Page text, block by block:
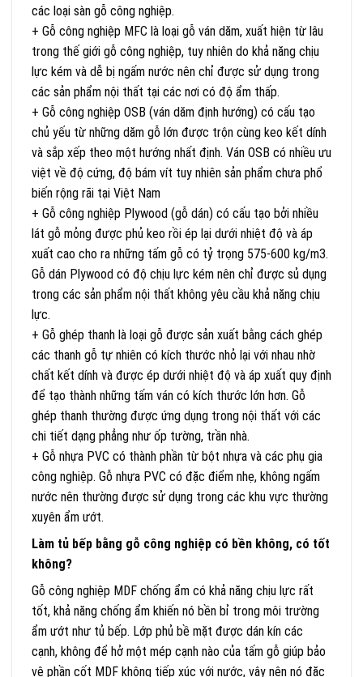
các loại sàn gỗ công nghiệp.
+ Gỗ công nghiệp MFC là loại gỗ ván dăm, xuất hiện từ lâu
trong thế giới gỗ công nghiệp, tuy nhiên do khả năng chịu
lực kém và dễ bị ngấm nước nên chỉ được sử dụng trong
các sản phẩm nội thất tại các nơi có độ ẩm thấp.
+ Gỗ công nghiệp OSB (ván dăm định hướng) có cấu tạo
chủ yếu từ những dăm gỗ lớn được trộn cùng keo kết dính
và sắp xếp theo một hướng nhất định. Ván OSB có nhiều ưu
việt về độ cứng, độ bám vít tuy nhiên sản phẩm chưa phổ
biến rộng rãi tại Việt Nam
+ Gỗ công nghiệp Plywood (gỗ dán) có cấu tạo bởi nhiều
lát gỗ mỏng được phủ keo rồi ép lại dưới nhiệt độ và áp
xuất cao cho ra những tấm gỗ có tỷ trọng 575-600 kg/m3.
Gỗ dán Plywood có độ chịu lực kém nên chỉ được sủ dụng
trong các sản phẩm nội thất không yêu cầu khả năng chịu
lực.
+ Gỗ ghép thanh là loại gỗ được sản xuất bằng cách ghép
các thanh gỗ tự nhiên có kích thước nhỏ lại với nhau nhờ
chất kết dính và được ép dưới nhiệt độ và áp xuất quy định
để tạo thành những tấm ván có kích thước lớn hơn. Gỗ
ghép thanh thường được ứng dụng trong nội thất với các
chi tiết dạng phẳng như ốp tường, trần nhà.
+ Gỗ nhựa PVC có thành phần từ bột nhựa và các phụ gia
công nghiệp. Gỗ nhựa PVC có đặc điểm nhẹ, không ngấm
nước nên thường được sử dụng trong các khu vực thường
xuyên ẩm ướt.
Làm tủ bếp bằng gỗ công nghiệp có bền không, có tốt
không?
Gỗ công nghiệp MDF chống ẩm có khả năng chịu lực rất
tốt, khả năng chống ẩm khiến nó bền bỉ trong môi trường
ẩm ướt như tủ bếp. Lớp phủ bề mặt được dán kín các
cạnh, không để hở một mép cạnh nào của tấm gỗ giúp bảo
vệ phần cốt MDF không tiếp xúc với nước, vậy nên nó đặc